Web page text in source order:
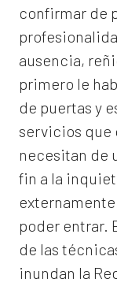
confirmar de
ausencia,
primero le
de puertas y
servicios que
necesitan de
fin a la
poder entrar.
de las
inundan la